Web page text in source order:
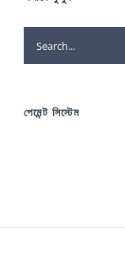
Search
for:
পেমেন্ট সিস্টেম